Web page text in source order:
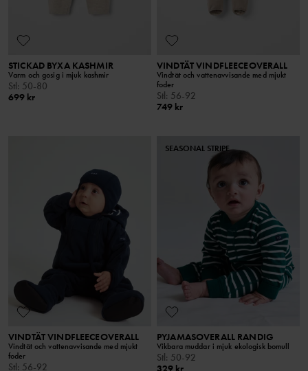
STICKAD BYXA KASHMIR
Varm och gosig i mjuk kashmir
Stl: 50-80
699 kr
VINDTÄT VINDFLEECEOVERALL
Vindtät och vattenavvisande med mjukt
foder
Stl: 56-92
749 kr
VINDTÄT VINDFLEECEOVERALL
Vindtät och vattenavvisande med mjukt
foder
Stl : 56-92
SEASONAL STRIPE
PYJAMASOVERALL RANDIG
Vikbara muddar i mjuk ekologisk bomull
Stl : 50-92
329 kr